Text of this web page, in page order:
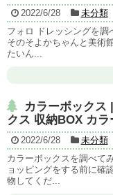
2022/6/28
未分類
フォロ ドレッシングを調
そのそよかちゃんと美術
たいん...
カラーボックス
クス 収納BOX カ
2022/6/28
未分類
カラーボックスを調べて
ョッピングをする前に確
物してくだ...